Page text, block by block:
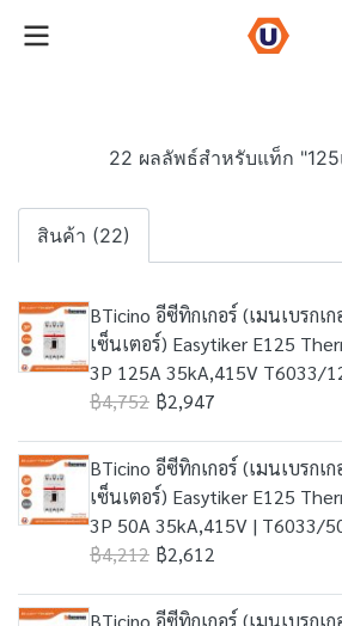
22 ผลลัพธ์สำหรับแท็ก
สินค้า (22)
BTicino อีซีทิกเกอร์ (เมนเบรกเ
เซ็นเตอร์) Easytiker E125
3P 125A 35kA,415V T6033/
฿4,752 ฿2,947
BTicino อีซีทิกเกอร์ (เมนเบรกเ
เซ็นเตอร์) Easytiker E125
3P 50A 35kA,415V | T6033/
฿4,212 ฿2,612
BTicino อีซีทิกเกอร์ (เมนเบรกเ